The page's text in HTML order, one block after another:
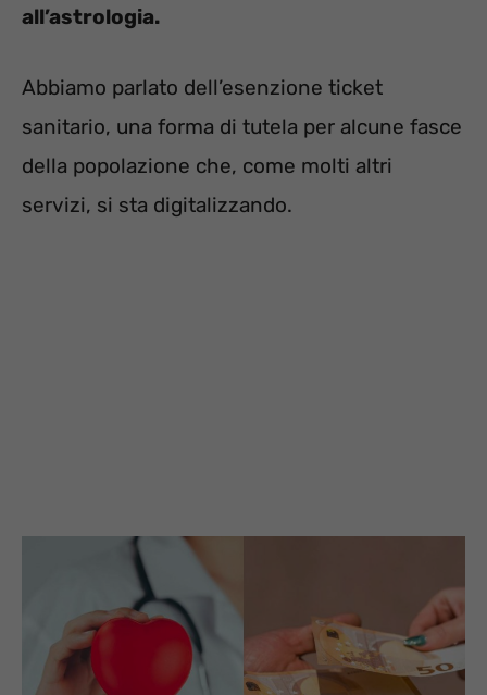
all’astrologia.
Abbiamo parlato dell’esenzione ticket
sanitario, una forma di tutela per alcune fasce
della popolazione che, come molti altri
servizi, si sta digitalizzando.